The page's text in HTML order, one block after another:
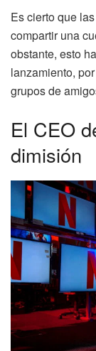
Es cierto que
compartir una
obstante, esto
lanzamiento,
grupos de
El CEO
dimisión